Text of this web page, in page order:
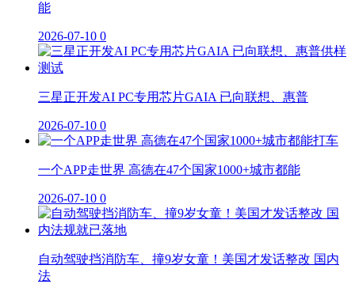
能
2026-07-10 0
三星正开发AI PC专用芯片GAIA 已向联想、惠普
2026-07-10 0
一个APP走世界 高德在47个国家1000+城市都能
2026-07-10 0
自动驾驶挡消防车、撞9岁女童！美国才发话整改 国内
法